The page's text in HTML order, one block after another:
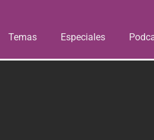
Temas Especiales